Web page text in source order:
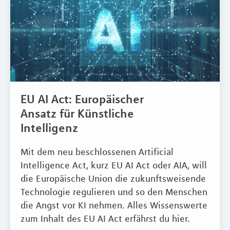
EU AI Act: Europäischer
Ansatz für Künstliche
Intelligenz
Mit dem neu beschlossenen Artificial
Intelligence Act, kurz EU AI Act oder AIA, will
die Europäische Union die zukunftsweisende
Technologie regulieren und so den Menschen
die Angst vor KI nehmen. Alles Wissenswerte
zum Inhalt des EU AI Act erfährst du hier.